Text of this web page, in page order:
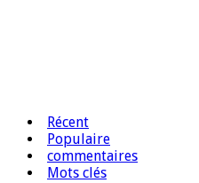
Récent
Populaire
commentaires
Mots clés